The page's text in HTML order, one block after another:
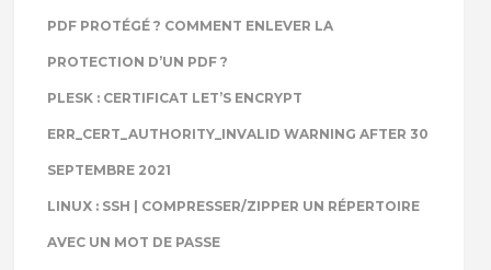
PDF PROTÉGÉ ? COMMENT ENLEVER LA
PROTECTION D’UN PDF ?
PLESK : CERTIFICAT LET’S ENCRYPT
ERR_CERT_AUTHORITY_INVALID WARNING AFTER 30
SEPTEMBRE 2021
LINUX : SSH | COMPRESSER/ZIPPER UN RÉPERTOIRE
AVEC UN MOT DE PASSE